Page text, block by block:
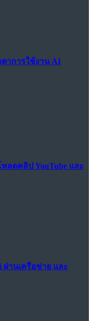
ตาการใช้งาน AI
ลดคลิป YouTube และ
ผ่านเครือข่าย และ